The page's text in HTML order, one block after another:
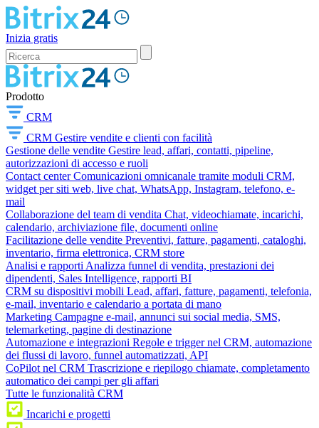
Inizia gratis
Prodotto
CRM
CRM Gestire vendite e clienti con facilità
Gestione delle vendite Gestire lead, affari, contatti, pipeline,
autorizzazioni di accesso e ruoli
Contact center Comunicazioni omnicanale tramite moduli CRM,
widget per siti web, live chat, WhatsApp, Instagram, telefono, e-
mail
Collaborazione del team di vendita Chat, videochiamate, incarichi,
calendario, archiviazione file, documenti online
Facilitazione delle vendite Preventivi, fatture, pagamenti, cataloghi,
inventario, firma elettronica, CRM store
Analisi e rapporti Analizza funnel di vendita, prestazioni dei
dipendenti, Sales Intelligence, rapporti BI
CRM su dispositivi mobili Lead, affari, fatture, pagamenti, telefonia,
e-mail, inventario e calendario a portata di mano
Marketing Campagne e-mail, annunci sui social media, SMS,
telemarketing, pagine di destinazione
Automazione e integrazioni Regole e trigger nel CRM, automazione
dei flussi di lavoro, funnel automatizzati, API
CoPilot nel CRM Trascrizione e riepilogo chiamate, completamento
automatico dei campi per gli affari
Tutte le funzionalità CRM
Incarichi e progetti